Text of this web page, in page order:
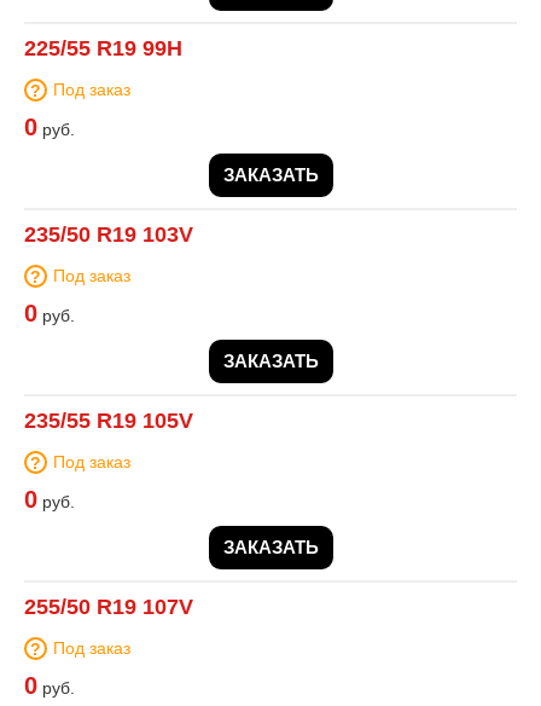
225/55 R19 99H
Под заказ
0 руб.
ЗАКАЗАТЬ
235/50 R19 103V
Под заказ
0 руб.
ЗАКАЗАТЬ
235/55 R19 105V
Под заказ
0 руб.
ЗАКАЗАТЬ
255/50 R19 107V
Под заказ
0 руб.